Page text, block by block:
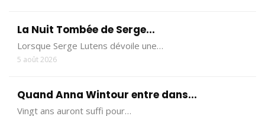
La Nuit Tombée de Serge...
Lorsque Serge Lutens dévoile une…
5 août 2026
Quand Anna Wintour entre dans...
Vingt ans auront suffi pour…